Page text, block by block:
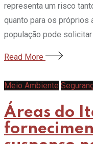
representa um risco
quanto para os próprios
população pode solicitar
Read More
Meio Ambiente
Áreas do